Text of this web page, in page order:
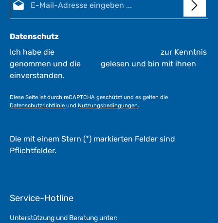
Datenschutz
Ich habe die
zur Kenntnis
genommen und die
gelesen und bin mit ihnen
einverstanden.
Diese Seite ist durch reCAPTCHA geschützt und es gelten die
Datenschutzrichtlinie und Nutzungsbedingungen.
Die mit einem Stern (*) markierten Felder sind
Pflichtfelder.
Service-Hotline
Unterstützung und Beratung unter: